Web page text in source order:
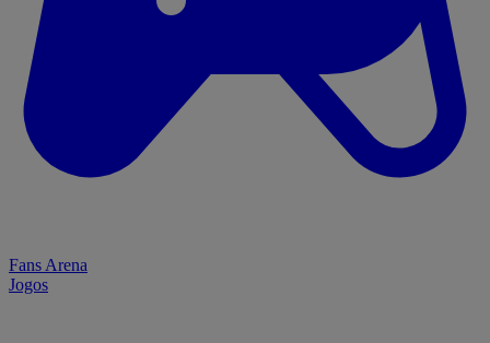
Fans Arena
Jogos